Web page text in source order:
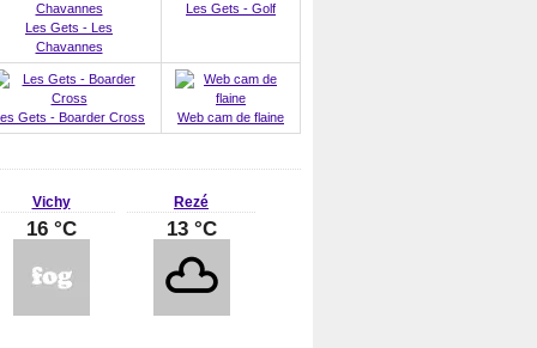
Les Gets - Les
Chavannes
Les Gets - Golf
Gets - Boarder Cross Web cam de flaine
Vichy
16 °C
Rezé
13 °C